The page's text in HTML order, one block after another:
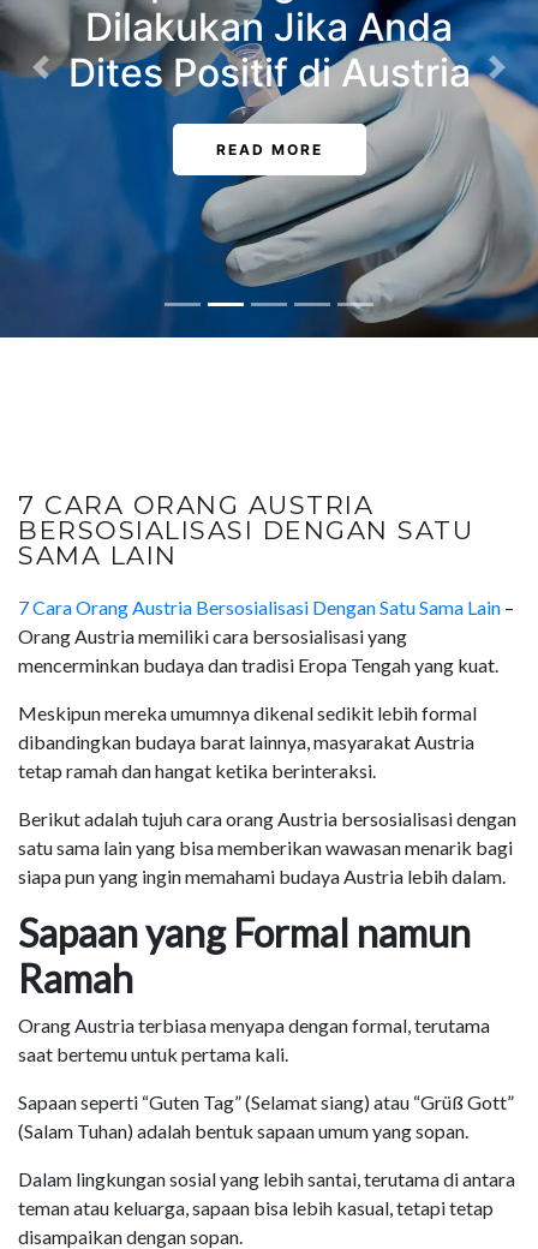
Dilakukan Jika Anda
Dites Positif di Austria
READ MORE
Previous Next
7 CARA ORANG AUSTRIA
BERSOSIALISASI DENGAN SATU
SAMA LAIN
7 Cara Orang Austria Bersosialisasi Dengan Satu Sama Lain –
Orang Austria memiliki cara bersosialisasi yang
mencerminkan budaya dan tradisi Eropa Tengah yang kuat.
Meskipun mereka umumnya dikenal sedikit lebih formal
dibandingkan budaya barat lainnya, masyarakat Austria
tetap ramah dan hangat ketika berinteraksi.
Berikut adalah tujuh cara orang Austria bersosialisasi dengan
satu sama lain yang bisa memberikan wawasan menarik bagi
siapa pun yang ingin memahami budaya Austria lebih dalam.
Sapaan yang Formal namun
Ramah
Orang Austria terbiasa menyapa dengan formal, terutama
saat bertemu untuk pertama kali.
Sapaan seperti “Guten Tag” (Selamat siang) atau “Grüß Gott”
(Salam Tuhan) adalah bentuk sapaan umum yang sopan.
Dalam lingkungan sosial yang lebih santai, terutama di antara
teman atau keluarga, sapaan bisa lebih kasual, tetapi tetap
disampaikan dengan sopan.